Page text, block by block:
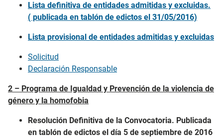
Lista definitiva de entidades admitidas y excluidas.
( publicada en tablón de edictos el 31/05/2016)
Lista provisional de entidades admitidas y excluidas
Solicitud
Declaración Responsable
2 – Programa de Igualdad y Prevención de la violencia de
género y la homofobia
Resolución Definitiva de la Convocatoria. Publicada
en tablón de edictos el día 5 de septiembre de 2016